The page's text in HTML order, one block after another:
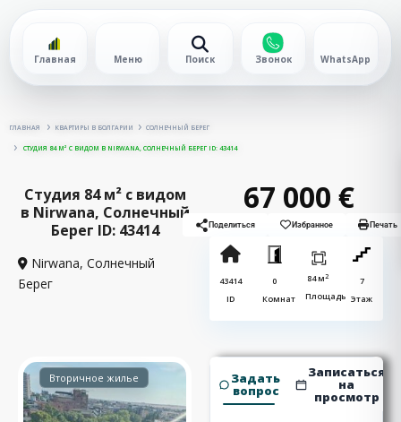
Главная Меню Поиск Звонок WhatsApp
ГЛАВНАЯ КВАРТИРЫ В БОЛГАРИИ СОЛНЕЧНЫЙ БЕРЕГ
СТУДИЯ 84 М² С ВИДОМ В NIRWANA, СОЛНЕЧНЫЙ БЕРЕГ ID: 43414
Студия 84 м² с видом
в Nirwana, Солнечный
Берег ID: 43414
Nirwana, Солнечный
Берег
67 000 €
Поделиться Избранное Печать
43414
ID
0
Комнат
84 м2
Площадь
7
Этаж
Вторичное жилье Задать
вопрос
Записаться
на
просмотр